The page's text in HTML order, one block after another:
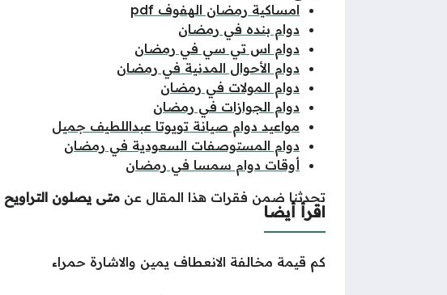
امساكية رمضان الهفوف pdf
دوام بنده في رمضان
دوام اس تي سي في رمضان
دوام الأحوال المدنية في رمضان
دوام المولات في رمضان
دوام الجوازات في رمضان
مواعيد دوام صيانة تويوتا عبداللطيف جميل
دوام المستوصفات السعودية في رمضان
أوقات دوام سمسا في رمضان
تحدثنا ضمن فقرات هذا المقال عن متى يصلون التراويح
اقرأ أيضا
كم قيمة مخالفة الانعطاف يمين والاشارة حمراء